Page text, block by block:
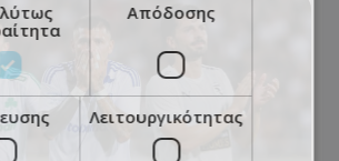
Απόδοσης
Λειτουργικότητας